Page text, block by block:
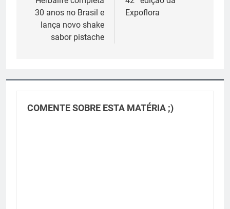
Post
30 anos no Brasil e
lança novo shake
sabor pistache
Expoflora
COMENTE SOBRE ESTA MATÉRIA ;)